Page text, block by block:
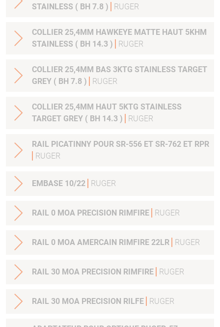
STAINLESS ( BH 7.8 )
RUGER
COLLIER 25,4MM HAWKEYE MATTE HAUT 5KHM
STAINLESS ( BH 14.3 )
RUGER
COLLIER 25,4MM BAS 3KTG STAINLESS TARGET
GREY ( BH 7.8 )
RUGER
COLLIER 25,4MM HAUT 5KTG STAINLESS
TARGET GREY ( BH 14.3 )
RUGER
RAIL PICATINNY POUR SR-556 ET SR-762 ET RPR
RUGER
EMBASE 10/22 RUGER
RAIL 0 MOA PRECISION RIMFIRE RUGER
RAIL 0 MOA AMERCAIN RIMFIRE 22LR RUGER
RAIL 30 MOA PRECISION RIMFIRE RUGER
RAIL 30 MOA PRECISION RILFE RUGER